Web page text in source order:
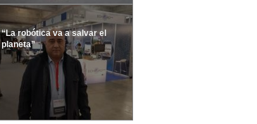
“La robótica va a salvar el
planeta”